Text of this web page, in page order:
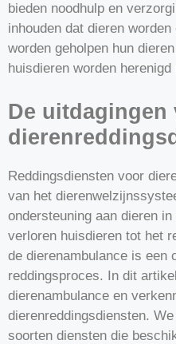
bieden noodhulp en
inhouden dat dieren
worden geholpen hun
huisdieren worden herenigd
De uitdagingen
Reddingsdiensten voor
van het
ondersteuning aan dieren
verloren huisdieren tot het
de dierenambulance is een
reddingsproces. In dit
dierenambulance en
dierenreddingsdiensten.
soorten diensten die